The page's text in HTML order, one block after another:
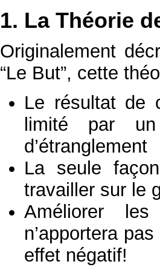
1. La Théorie
Originalement
“Le But”, cette
Le résultat de
limité par
d’étranglement
La seule
travailler sur le
Améliorer
n’apportera
effet négatif!